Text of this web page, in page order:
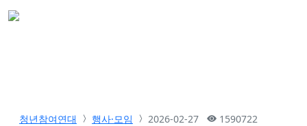
청년참여연대 행사·모임 2026-02-27 1590722